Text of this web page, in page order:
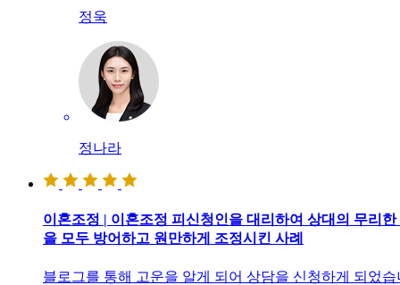
정욱
정나라
이혼조정 | 이혼조정 피신청인을 대리하여 상대의 무리한
을 모두 방어하고 원만하게 조정시킨 사례
블로그를 통해 고운을 알게 되어 상담을 신청하게 되었습